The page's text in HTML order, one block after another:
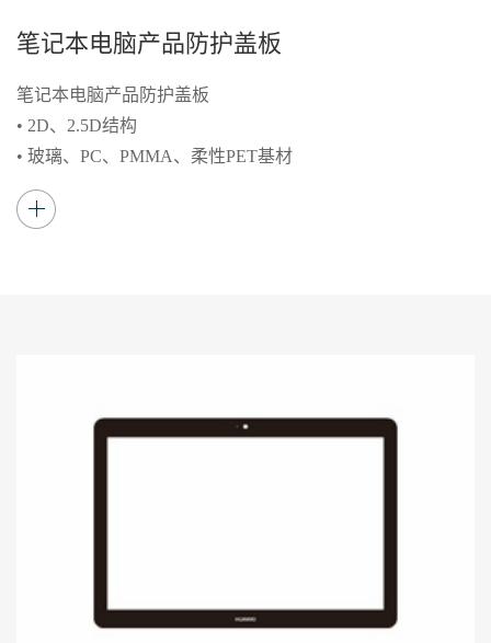
笔记本电脑产品防护盖板
笔记本电脑产品防护盖板
• 2D、2.5D结构
• 玻璃、PC、PMMA、柔性PET基材
• 表面3A处理（AG防眩光、AF防指纹、AR抗反
射增透）